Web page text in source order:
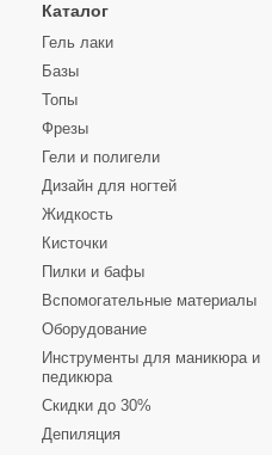
Каталог
Гель лаки
Базы
Топы
Фрезы
Гели и полигели
Дизайн для ногтей
Жидкость
Кисточки
Пилки и бафы
Вспомогательные материалы
Оборудование
Инструменты для маникюра и
педикюра
Скидки до 30%
Депиляция